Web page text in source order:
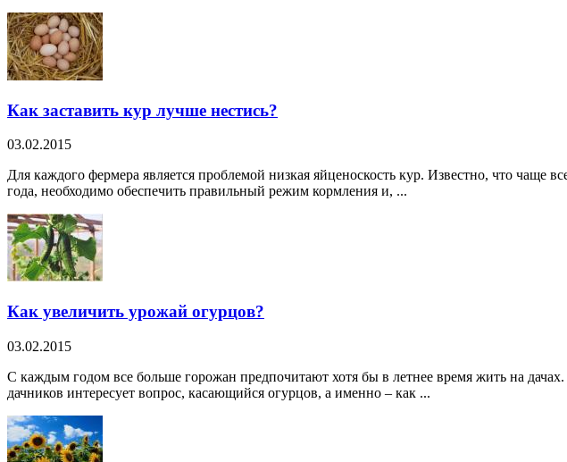
Как заставить кур лучше нестись?
03.02.2015
Для каждого фермера является проблемой низкая яйценоскость кур. Известно, что чаще
года, необходимо обеспечить правильный режим кормления и, ...
Как увеличить урожай огурцов?
03.02.2015
С каждым годом все больше горожан предпочитают хотя бы в летнее время жить на
дачников интересует вопрос, касающийся огурцов, а именно – как ...